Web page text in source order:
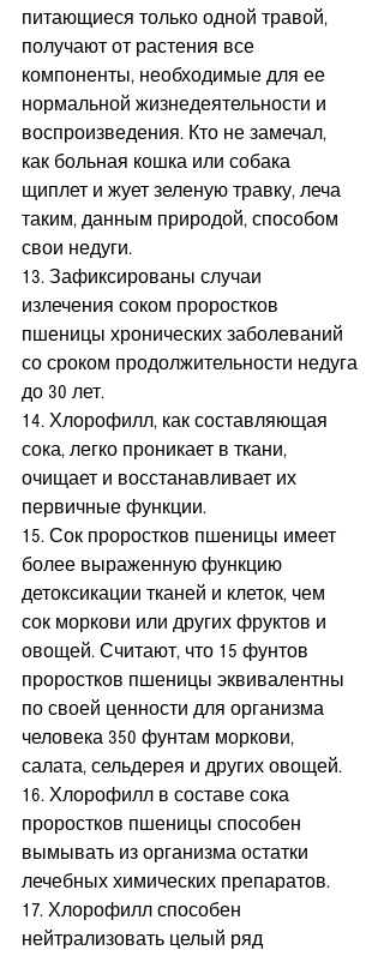
питающиеся только одной травой,
получают от растения все
компоненты, необходимые для ее
нормальной жизнедеятельности и
воспроизведения. Кто не замечал,
как больная кошка или собака
щиплет и жует зеленую травку, леча
таким, данным природой, способом
свои недуги.
13. Зафиксированы случаи
излечения соком проростков
пшеницы хронических заболеваний
со сроком продолжительности недуга
до 30 лет.
14. Хлорофилл, как составляющая
сока, легко проникает в ткани,
очищает и восстанавливает их
первичные функции.
15. Сок проростков пшеницы имеет
более выраженную функцию
детоксикации тканей и клеток, чем
сок моркови или других фруктов и
овощей. Считают, что 15 фунтов
проростков пшеницы эквивалентны
по своей ценности для организма
человека 350 фунтам моркови,
салата, сельдерея и других овощей.
16. Хлорофилл в составе сока
проростков пшеницы способен
вымывать из организма остатки
лечебных химических препаратов.
17. Хлорофилл способен
нейтрализовать целый ряд